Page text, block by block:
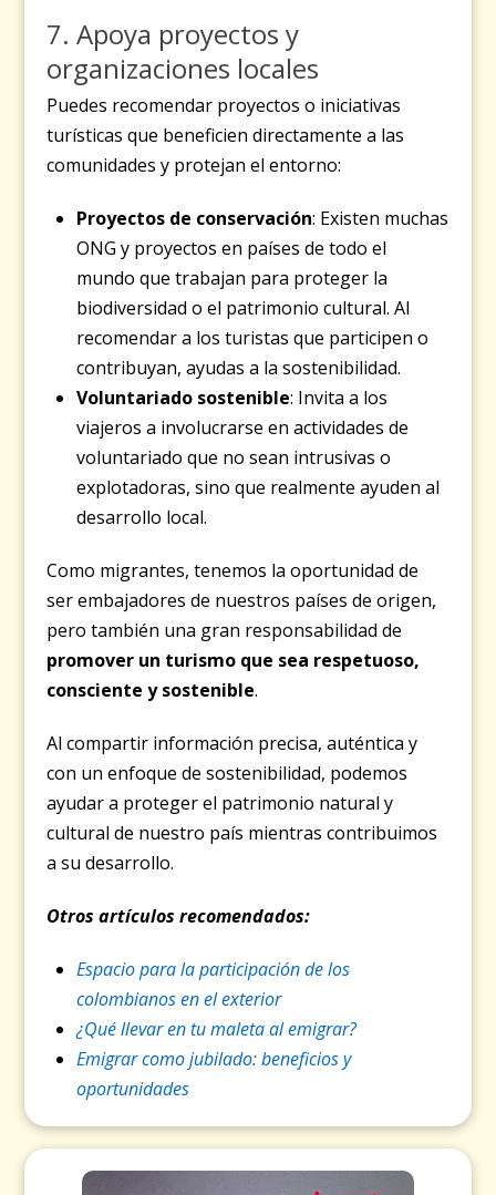
7. Apoya proyectos y
organizaciones locales
Puedes recomendar proyectos o iniciativas
turísticas que beneficien directamente a las
comunidades y protejan el entorno:
Proyectos de conservación: Existen muchas
ONG y proyectos en países de todo el
mundo que trabajan para proteger la
biodiversidad o el patrimonio cultural. Al
recomendar a los turistas que participen o
contribuyan, ayudas a la sostenibilidad.
Voluntariado sostenible: Invita a los
viajeros a involucrarse en actividades de
voluntariado que no sean intrusivas o
explotadoras, sino que realmente ayuden al
desarrollo local.
Como migrantes, tenemos la oportunidad de
ser embajadores de nuestros países de origen,
pero también una gran responsabilidad de
promover un turismo que sea respetuoso,
consciente y sostenible.
Al compartir información precisa, auténtica y
con un enfoque de sostenibilidad, podemos
ayudar a proteger el patrimonio natural y
cultural de nuestro país mientras contribuimos
a su desarrollo.
Otros artículos recomendados:
Espacio para la participación de los
colombianos en el exterior
¿Qué llevar en tu maleta al emigrar?
Emigrar como jubilado: beneficios y
oportunidades